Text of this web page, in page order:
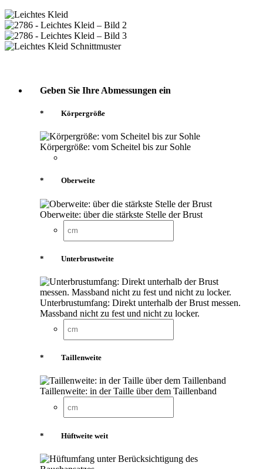
Geben Sie Ihre Abmessungen ein
* Körpergröße
Körpergröße: vom Scheitel bis zur Sohle
* Oberweite
Oberweite: über die stärkste Stelle der Brust
* Unterbrustweite
Unterbrustumfang: Direkt unterhalb der Brust messen.
Massband nicht zu fest und nicht zu locker.
* Taillenweite
Taillenweite: in der Taille über dem Taillenband
* Hüftweite weit